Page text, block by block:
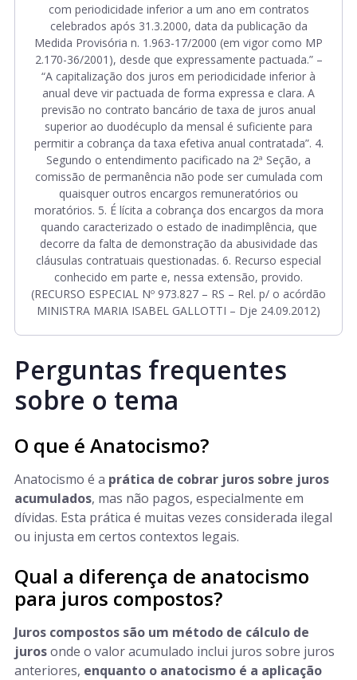
com periodicidade inferior a um ano em contratos
celebrados após 31.3.2000, data da publicação da
Medida Provisória n. 1.963-17/2000 (em vigor como MP
2.170-36/2001), desde que expressamente pactuada.” –
“A capitalização dos juros em periodicidade inferior à
anual deve vir pactuada de forma expressa e clara. A
previsão no contrato bancário de taxa de juros anual
superior ao duodécuplo da mensal é suficiente para
permitir a cobrança da taxa efetiva anual contratada”. 4.
Segundo o entendimento pacificado na 2ª Seção, a
comissão de permanência não pode ser cumulada com
quaisquer outros encargos remuneratórios ou
moratórios. 5. É lícita a cobrança dos encargos da mora
quando caracterizado o estado de inadimplência, que
decorre da falta de demonstração da abusividade das
cláusulas contratuais questionadas. 6. Recurso especial
conhecido em parte e, nessa extensão, provido.
(RECURSO ESPECIAL Nº 973.827 – RS – Rel. p/ o acórdão
MINISTRA MARIA ISABEL GALLOTTI – Dje 24.09.2012)
Perguntas frequentes
sobre o tema
O que é Anatocismo?
Anatocismo é a prática de cobrar juros sobre juros
acumulados, mas não pagos, especialmente em
dívidas. Esta prática é muitas vezes considerada ilegal
ou injusta em certos contextos legais.
Qual a diferença de anatocismo
para juros compostos?
Juros compostos são um método de cálculo de
jurosonde o valor acumulado inclui juros sobre juros
anteriores, enquanto o anatocismo é a aplicação